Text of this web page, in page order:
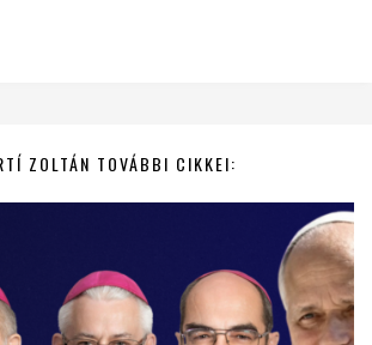
ZOLTÁN TOVÁBBI CIKKEI: